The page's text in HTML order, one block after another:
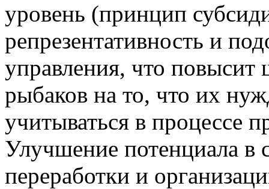
уровень (принцип
репрезентативность и
управления, что
рыбаков на то, что их
учитываться в процессе
Улучшение потенциала в
переработки и